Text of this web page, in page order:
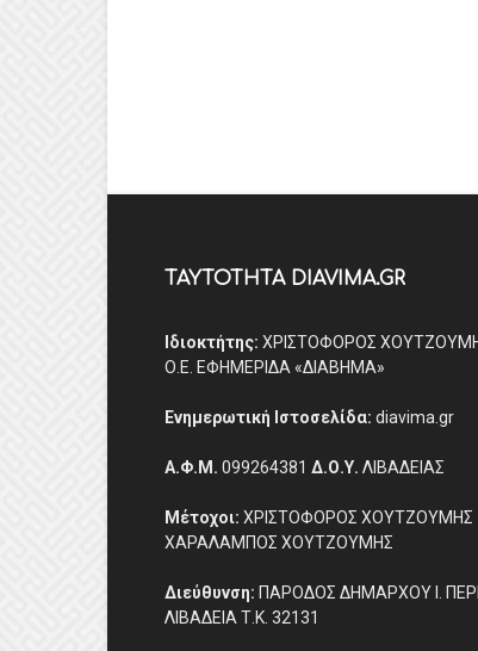
ΤΑΥΤΟΤΗΤΑ DIAVIMA.GR
Ιδιοκτήτης: ΧΡΙΣΤΟΦΟΡΟΣ
Ο.Ε. ΕΦΗΜΕΡΙΔΑ «ΔΙΑΒΗΜΑ»
Ενημερωτική Ιστοσελίδα: diavima.gr
Α.Φ.Μ. 099264381 Δ.Ο.Υ. ΛΙΒΑΔΕΙΑΣ
Μέτοχοι: ΧΡΙΣΤΟΦΟΡΟΣ ΧΟΥΤΖΟΥΜΗΣ
ΧΑΡΑΛΑΜΠΟΣ ΧΟΥΤΖΟΥΜΗΣ
Διεύθυνση: ΠΑΡΟΔΟΣ ΔΗΜΑΡΧΟΥ Ι.
ΛΙΒΑΔΕΙΑ Τ.Κ. 32131